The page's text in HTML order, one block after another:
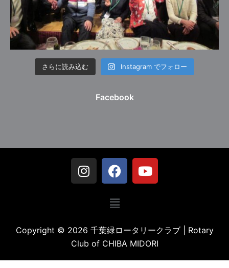
さらに読み込む Instagram でフォロー
Facebook
Copyright © 2026 千葉緑ロータリークラブ | Rotary
Club of CHIBA MIDORI